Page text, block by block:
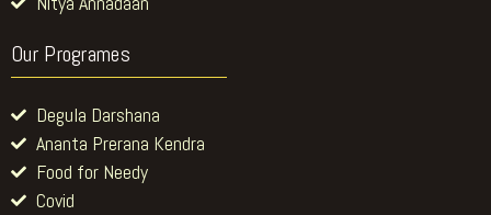
Our Programes
Degula Darshana
Ananta Prerana Kendra
Food for Needy
Covid